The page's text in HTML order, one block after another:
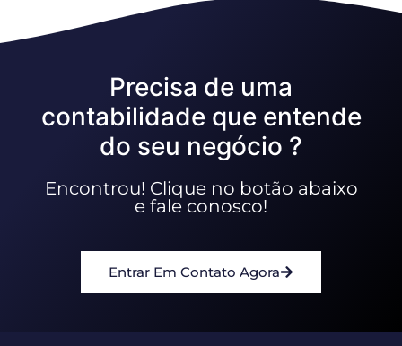
Precisa de uma
contabilidade que entende
do seu negócio ?
Encontrou! Clique no botão abaixo
e fale conosco!
Entrar Em Contato Agora